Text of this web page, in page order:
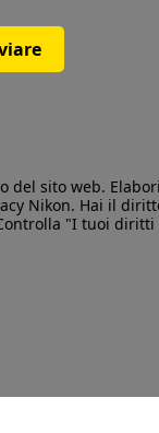
del sito web.
Nikon. Hai il
"I tuoi